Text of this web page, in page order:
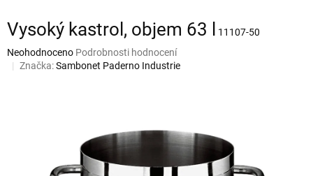
Vysoký kastrol, objem 63 l
11107-50
Průměrné
hodnocení
Neohodnoceno Podrobnosti hodnocení
Značka:Sambonet Paderno Industrie